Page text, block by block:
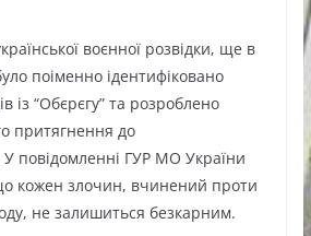
воєнної розвідки, ще в
поіменно ідентифіковано
із “Обєрєгу” та розроблено
притягнення до
У повідомленні ГУР МО України
кожен злочин, вчинений проти
не залишиться безкарним.